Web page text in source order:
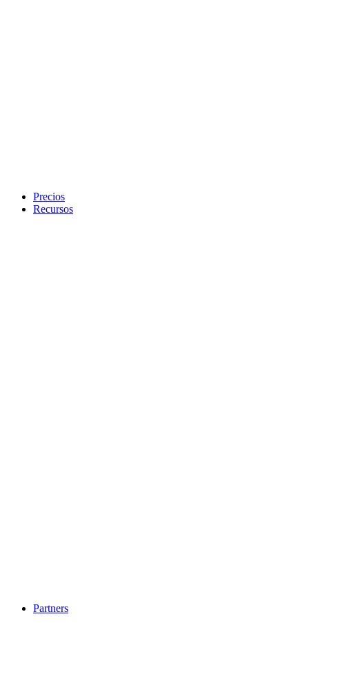
Precios
Recursos
Partners